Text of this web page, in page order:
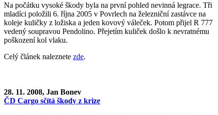
Na počátku vysoké škody byla na první pohled nevinná legrace. Tři
mladíci položili 6. října 2005 v Povrlech na železniční zastávce na
koleje kuličky z ložiska a jeden kovový váleček. Potom přijel R 777
vedený soupravou Pendolino. Přejetím kuliček došlo k nevratnému
poškození kol vlaku.
Celý článek naleznete zde.
28. 11. 2008, Jan Bonev
ČD Cargo sčítá škody z krize